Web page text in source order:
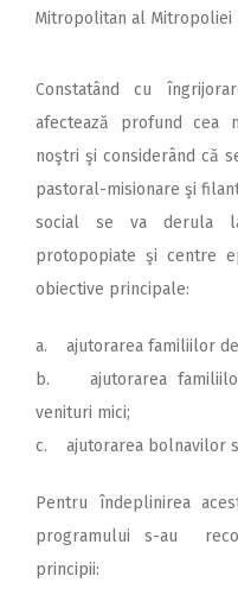
Mitropolitan al Mitropoliei
Constatând cu
afectează profund cea
noştri şi considerând că
pastoral-misionare şi
social se va derula
protopopiate şi centre
obiective principale:
a. ajutorarea familiilor de
b. ajutorarea
venituri mici;
c. ajutorarea bolnavilor
Pentru îndeplinirea
programului s-au
principii: